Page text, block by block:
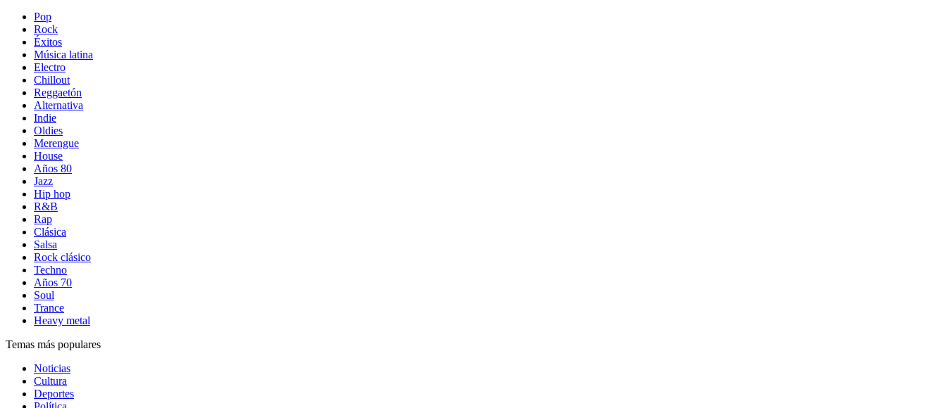
Pop
Rock
Éxitos
Música latina
Electro
Chillout
Reggaetón
Alternativa
Indie
Oldies
Merengue
House
Años 80
Jazz
Hip hop
R&B
Rap
Clásica
Salsa
Rock clásico
Techno
Años 70
Soul
Trance
Heavy metal
Temas más populares
Noticias
Cultura
Deportes